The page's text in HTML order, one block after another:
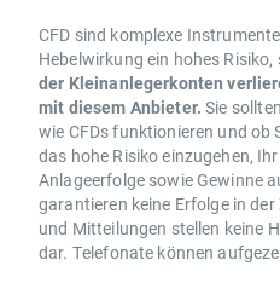
CFD sind komplexe
Hebelwirkung ein hohes Risiko,
der Kleinanlegerkonten
mit diesem Anbieter. Sie
wie CFDs funktionieren und ob
das hohe Risiko einzugehen,
Anlageerfolge sowie Gewinne
garantieren keine Erfolge in
und Mitteilungen stellen keine
dar. Telefonate können